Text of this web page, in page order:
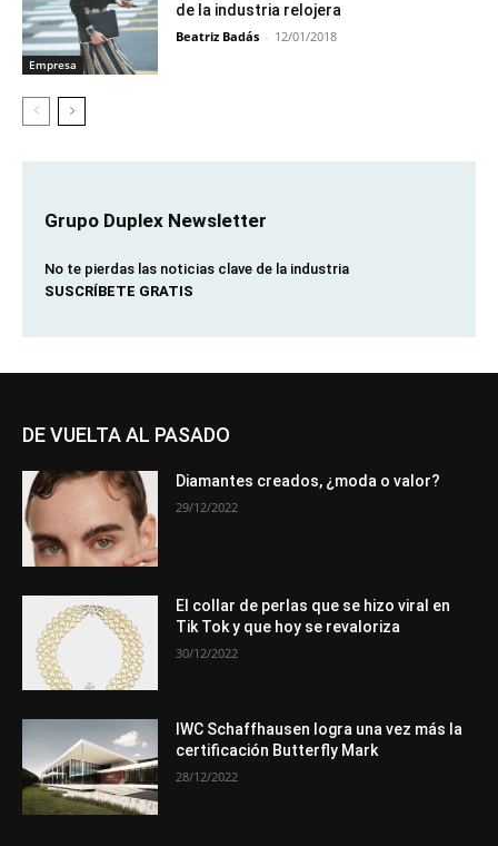
Empresa
de la industria relojera
Beatriz Badás - 12/01/2018
Grupo Duplex Newsletter
No te pierdas las noticias clave de la industria
SUSCRÍBETE GRATIS
DE VUELTA AL PASADO
Diamantes creados, ¿moda o valor?
29/12/2022
El collar de perlas que se hizo viral en
Tik Tok y que hoy se revaloriza
30/12/2022
IWC Schaffhausen logra una vez más la
certificación Butterfly Mark
28/12/2022